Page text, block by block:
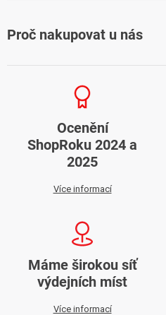
Proč nakupovat u nás
Ocenění
ShopRoku 2024 a
2025
Více informací
Máme širokou síť
výdejních míst
Více informací